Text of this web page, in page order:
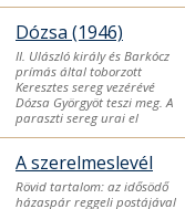
Dózsa (1946)
II. Ulászló király és Barkócz
prímás által toborzott
Keresztes sereg vezérévé
Dózsa Györgyöt teszi meg. A
paraszti sereg urai el
A szerelmeslevél
Rövid tartalom: az idősödő
házaspár reggeli postájával